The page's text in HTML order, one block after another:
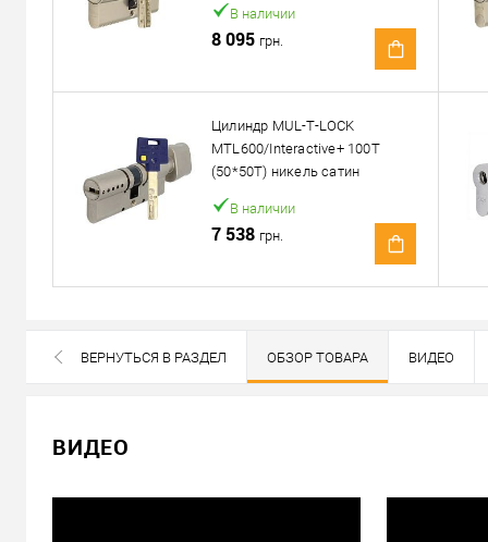
Можем установить
Доставка сердцевин от 4000 грн осуществляется
«Новой Почтой» по Украине
Самовывоз
Минимальная сумма заказа 400 грн
Доставка наложенным платежом от 400 грн
В наличии
8 095 грн.
Цилиндр MUL-T-LOCK
MTL600/Interactive+ 100T
(50*50T) никель сатин
В наличии
7 538 грн.
ВЕРНУТЬСЯ В РАЗДЕЛ ОБЗОР ТОВАРА ВИДЕО
ВИДЕО